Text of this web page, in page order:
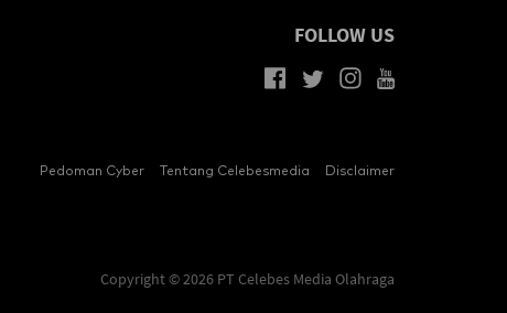
FOLLOW US
Pedoman Cyber Tentang Celebesmedia Disclaimer
Copyright © 2026 PT Celebes Media Olahraga